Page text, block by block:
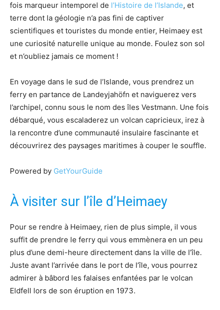
fois marqueur intemporel de l’Histoire de l’Islande, et
terre dont la géologie n’a pas fini de captiver
scientifiques et touristes du monde entier, Heimaey est
une curiosité naturelle unique au monde. Foulez son sol
et n’oubliez jamais ce moment !
En voyage dans le sud de l’Islande, vous prendrez un
ferry en partance de Landeyjahöfn et naviguerez vers
l’archipel, connu sous le nom des îles Vestmann. Une fois
débarqué, vous escaladerez un volcan capricieux, irez à
la rencontre d’une communauté insulaire fascinante et
découvrirez des paysages maritimes à couper le souffle.
Powered by GetYourGuide
À visiter sur l’île d’Heimaey
Pour se rendre à Heimaey, rien de plus simple, il vous
suffit de prendre le ferry qui vous emmènera en un peu
plus d’une demi-heure directement dans la ville de l’île.
Juste avant l’arrivée dans le port de l’île, vous pourrez
admirer à bâbord les falaises enfantées par le volcan
Eldfell lors de son éruption en 1973.